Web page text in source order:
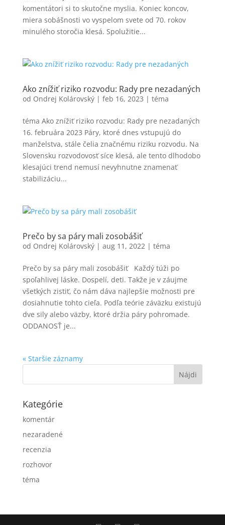
komentátori si to skutočne myslia. Koniec koncov,
miera sobášnosti vo vyspelom svete od 70. rokov
minulého storočia klesá. Spolužitie...
Ako znížiť riziko rozvodu: Rady pre nezadaných
od Ondrej Kolárovský| feb 16, 2023 | téma
téma Ako znížiť riziko rozvodu: Rady pre nezadaných
16. februára 2023 Páry, ktoré dnes vstupujú do
manželstva, stále čelia značnému riziku rozvodu. Na
Slovensku rozvodovosť síce klesá, ale tento dlhodobo
klesajúci trend nemusí nevyhnutne znamenať
stabilizáciu...
Prečo by sa páry mali zosobášiť
od Ondrej Kolárovský| aug 11, 2022| téma
Prečo by sa páry mali zosobášiť Každý túži po
spoľahlivej láske. Dospelí, deti. Takže je v záujme
všetkých zistiť, čo nám dáva najlepšie možnosti pre
dosiahnutie tohto cieľa. Podľa teórie záväzku existujú
dve sily alebo väzby, ktoré držia páry pohromade.
ODDANOSŤ je...
« Staršie záznamy
Kategórie
komentár
nezaradené
recenzia
rozhovor
téma